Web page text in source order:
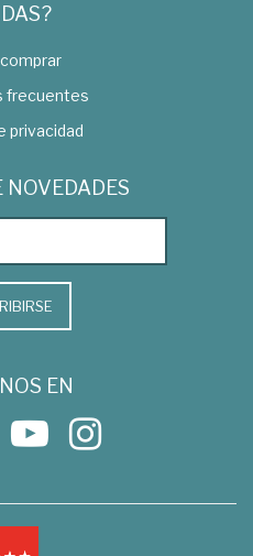
frecuentes
privacidad
NOVEDADES
EN